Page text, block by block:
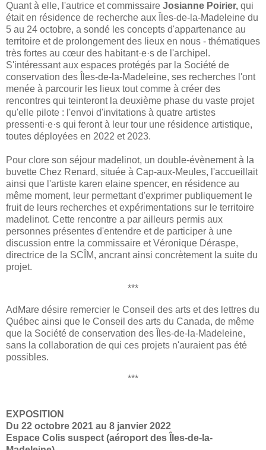
Quant à elle, l'autrice et commissaire Josianne Poirier, qui
était en résidence de recherche aux Îles-de-la-Madeleine du
5 au 24 octobre, a sondé les concepts d'appartenance au
territoire et de prolongement des lieux en nous - thématiques
très fortes au cœur des habitant·e·s de l'archipel.
S'intéressant aux espaces protégés par la Société de
conservation des Îles-de-la-Madeleine, ses recherches l'ont
menée à parcourir les lieux tout comme à créer des
rencontres qui teinteront la deuxième phase du vaste projet
qu'elle pilote : l'envoi d'invitations à quatre artistes
pressenti·e·s qui feront à leur tour une résidence artistique,
toutes déployées en 2022 et 2023.
Pour clore son séjour madelinot, un double-évènement à la
buvette Chez Renard, située à Cap-aux-Meules, l'accueillait
ainsi que l'artiste karen elaine spencer, en résidence au
même moment, leur permettant d'exprimer publiquement le
fruit de leurs recherches et expérimentations sur le territoire
madelinot. Cette rencontre a par ailleurs permis aux
personnes présentes d'entendre et de participer à une
discussion entre la commissaire et Véronique Déraspe,
directrice de la SCÎM, ancrant ainsi concrètement la suite du
projet.
***
AdMare désire remercier le Conseil des arts et des lettres du
Québec ainsi que le Conseil des arts du Canada, de même
que la Société de conservation des Îles-de-la-Madeleine,
sans la collaboration de qui ces projets n'auraient pas été
possibles.
***
EXPOSITION
Du 22 octobre 2021 au 8 janvier 2022
Espace Colis suspect (aéroport des Îles-de-la-